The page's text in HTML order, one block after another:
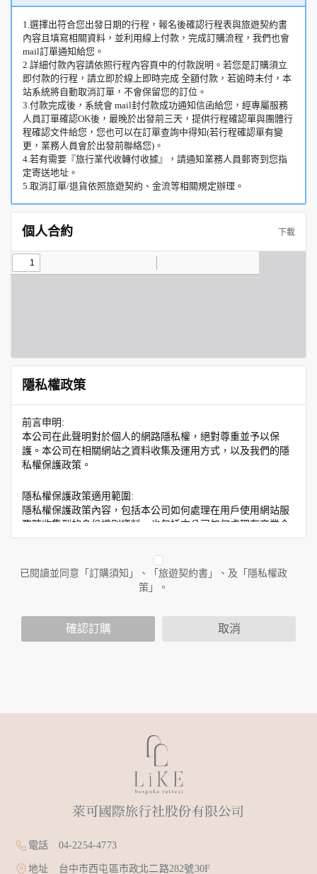
1.選擇出符合您出發日期的行程，報名後確認行程表與旅遊契約書
內容且填寫相關資料，並利用線上付款，完成訂購流程，我們也會
mail訂單通知給您。
2.詳細付款內容請依照行程內容頁中的付款說明。若您是訂購須立
即付款的行程，請立即於線上即時完成 全額付款，若逾時未付，本
站系統將自動取消訂單，不會保留您的訂位。
3.付款完成後，系統會 mail封付款成功通知信函給您，經專屬服務
人員訂單確認OK後，最晚於出發前三天，提供行程確認單與團體行
程確認文件給您，您也可以在訂單查詢中得知(若行程確認單有變
更，業務人員會於出發前聯絡您)。
4.若有需要『旅行業代收轉付收據』，請通知業務人員郵寄到您指
定寄送地址。
5.取消訂單/退貨依照旅遊契約、金流等相關規定辦理。
個人合約 下載
隱私權政策
前言申明:
本公司在此聲明對於個人的網路隱私權，絕對尊重並予以保
護。本公司在相關網站之資料收集及運用方式，以及我們的隱
私權保護政策。
隱私權保護政策適用範圍:
隱私權保護政策內容，包括本公司如何處理在用戶使用網站服
務時收集到的身份識別資料，也包括本公司如何處理在商業合
作與本公司合作時分享的任何身份識別資料。隱私權保護政策
人員。例如您透過本公司旗下網站上的廣告廠商連結，這些置
放連結的廠商也可能蒐集您個人的資料。對於您主動提供的個
人資訊，這些廣告廠商或連結網站有其個別的隱私權保護政
您個人在本網站上的聊天室或討論區中任意公開個人資料的行
個人的資料，其範圍如下：
您所提供的姓名、電子郵件地址、聯絡方式及使用時間等。
於一般瀏覽時，伺服器會自行記錄相關行徑，包括您使用連線
設備的 IP 位址、使用時間、使用的瀏覽器、瀏覽及點選資料記
錄等，做為我們增進網站服務的參考依據，此記錄為內部應
為提供精確的服務，我們會將收集的問卷調查內容進行統計與
外，我們會視需要公佈統計數據及說明文字，但不涉及特定個
人之資料。
除非取得您的同意或其他法令之特別規定，本網站絕不會將您
已閱讀並同意「訂購須知」、「旅遊契約書」、及「隱私權政
策」。
確認訂購 取消
電話 04-2254-4773
地址 台中市西屯區市政北二路282號30F